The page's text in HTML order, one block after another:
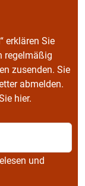
erklären Sie
regelmäßig
zusenden. Sie
abmelden.
hier.
und